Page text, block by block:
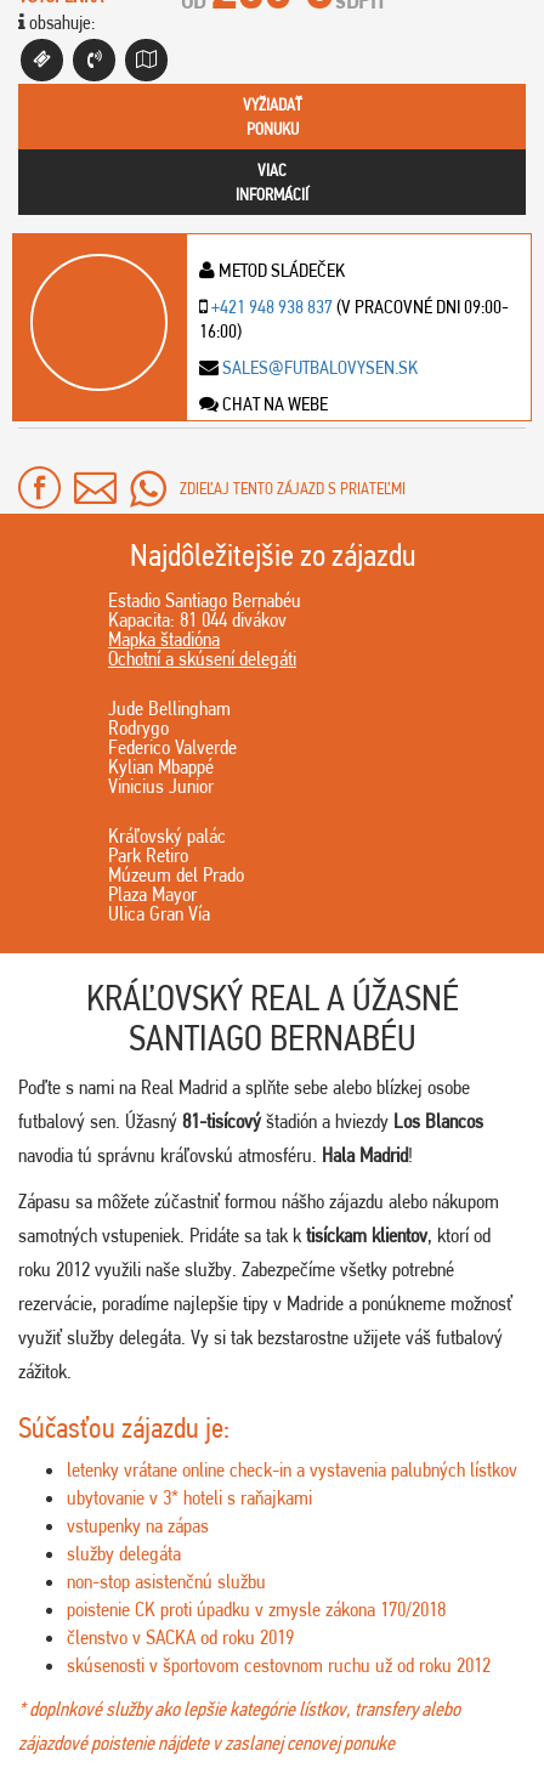
obsahuje:
VYŽIADAŤ
PONUKU
VIAC
INFORMÁCIÍ
METOD SLÁDEČEK
+421 948 938 837(V PRACOVNÉ DNI 09:00-
16:00)
SALES@FUTBALOVYSEN.SK
CHAT NA WEBE
ZDIEĽAJ TENTO ZÁJAZD S PRIATEĽMI
Najdôležitejšie zo zájazdu
Estadio Santiago Bernabéu
Kapacita: 81 044 divákov
Mapka štadióna
Ochotní a skúsení delegáti
Jude Bellingham
Rodrygo
Federico Valverde
Kylian Mbappé
Vinicius Junior
Kráľovský palác
Park Retiro
Múzeum del Prado
Plaza Mayor
Ulica Gran Vía
KRÁĽOVSKÝ REAL A ÚŽASNÉ
SANTIAGO BERNABÉU
Poďte s nami na Real Madrid a splňte sebe alebo blízkej osobe
futbalový sen. Úžasný 81-tisícovýštadión a hviezdy Los Blancos
navodia tú správnu kráľovskú atmosféru. Hala Madrid!
Zápasu sa môžete zúčastniť formou nášho zájazdu alebo nákupom
samotných vstupeniek. Pridáte sa tak ktisíckam klientov, ktorí od
roku 2012 využili naše služby. Zabezpečíme všetky potrebné
rezervácie, poradíme najlepšie tipy v Madride a ponúkneme možnosť
využiť služby delegáta. Vy si tak bezstarostne užijete váš futbalový
zážitok.
Súčasťou zájazdu je:
letenky vrátane online check-in a vystavenia palubných lístkov
ubytovanie v 3* hoteli s raňajkami
vstupenky na zápas
služby delegáta
non-stop asistenčnú službu
poistenie CK proti úpadku v zmysle zákona 170/2018
členstvo v SACKA od roku 2019
skúsenosti v športovom cestovnom ruchu už od roku 2012
* doplnkové služby ako lepšie kategórie lístkov, transfery alebo
zájazdové poistenie nájdete v zaslanej cenovej ponuke